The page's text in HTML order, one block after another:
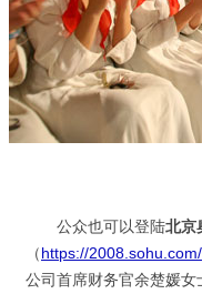
公众也可以登陆北京
（https://2008.sohu.com/
公司首席财务官余楚媛